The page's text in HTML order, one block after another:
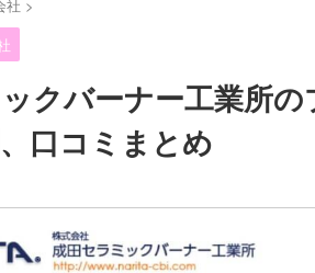
社 >
クバーナー工業所
口コミまとめ